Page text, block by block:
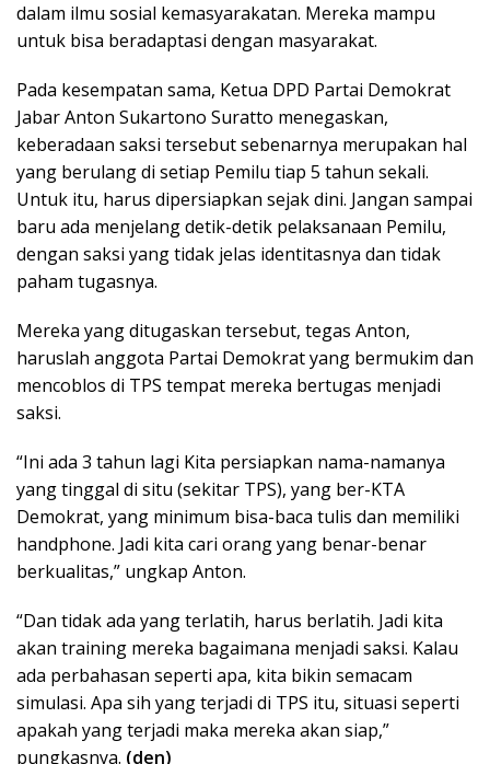
dalam ilmu sosial kemasyarakatan. Mereka mampu
untuk bisa beradaptasi dengan masyarakat.
Pada kesempatan sama, Ketua DPD Partai Demokrat
Jabar Anton Sukartono Suratto menegaskan,
keberadaan saksi tersebut sebenarnya merupakan hal
yang berulang di setiap Pemilu tiap 5 tahun sekali.
Untuk itu, harus dipersiapkan sejak dini. Jangan sampai
baru ada menjelang detik-detik pelaksanaan Pemilu,
dengan saksi yang tidak jelas identitasnya dan tidak
paham tugasnya.
Mereka yang ditugaskan tersebut, tegas Anton,
haruslah anggota Partai Demokrat yang bermukim dan
mencoblos di TPS tempat mereka bertugas menjadi
saksi.
“Ini ada 3 tahun lagi Kita persiapkan nama-namanya
yang tinggal di situ (sekitar TPS), yang ber-KTA
Demokrat, yang minimum bisa-baca tulis dan memiliki
handphone. Jadi kita cari orang yang benar-benar
berkualitas,” ungkap Anton.
“Dan tidak ada yang terlatih, harus berlatih. Jadi kita
akan training mereka bagaimana menjadi saksi. Kalau
ada perbahasan seperti apa, kita bikin semacam
simulasi. Apa sih yang terjadi di TPS itu, situasi seperti
apakah yang terjadi maka mereka akan siap,”
pungkasnya. (den)